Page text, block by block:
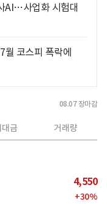
AI…사업화 시험대
코스피 폭락에
08.07 장마감
금 거래량
4,550
+30%